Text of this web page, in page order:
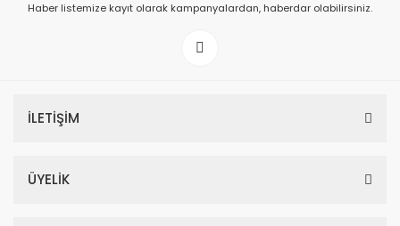
Haber listemize kayıt olarak kampanyalardan, haberdar olabilirsiniz.
İLETİŞİM
ÜYELİK